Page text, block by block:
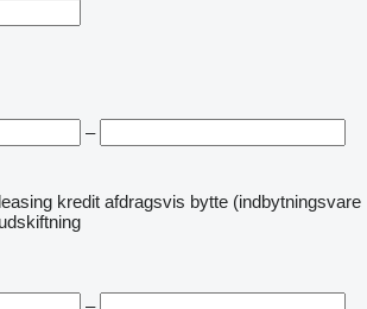
–
leasing kredit afdragsvis bytte (indbytningsvare
udskiftning